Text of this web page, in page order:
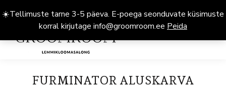
☀️Tellimuste tarne 3-5 päeva. E-poega seonduvate küsimuste
korral kirjutage info@groomroom.ee Peida
FURMINATOR ALUSKARVA